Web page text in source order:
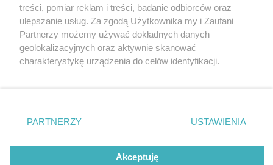
Nie zapomnij
zapoznać się z:
polityką prywatności
Twojemiasto
Piekary Śląskie
Chorzów
Tarnowskie Góry
Gliwice
Skontakuj sięz nami
Kontakt
Redakcja
Newsletter
treści, pomiar reklam i treści, badanie odbiorców oraz
ulepszanie usług. Za zgodą Użytkownika my i Zaufani
Partnerzy możemy używać dokładnych danych
geolokalizacyjnych oraz aktywnie skanować
charakterystykę urządzenia do celów identyfikacji.
zmienić/wycofać klikając przycisk ustawień prywatności
znajdujący się w lewym dolnym rogu strony
rodzaje przetwarzania danych nie wymagają zgody
użytkownika, ale masz prawo sprzeciwić się takiemu
PARTNERZY USTAWIENIA
Akceptuję